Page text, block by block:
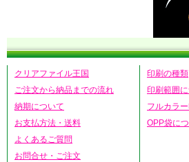
クリアファイル王国
ご注文から納品までの流れ
納期について
お支払方法・送料
よくあるご質問
お問合せ・ご注文
印刷の種類
印刷範囲
フルカラ
OPP袋に